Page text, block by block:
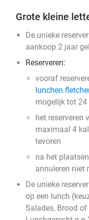
Grote kleine
De unieke
aankoop 2 jaar
Reserveren:
vooraf
mogelijk tot
het reserveren
maximaal 4
tevoren
na het
annuleren niet
De unieke
op een lunch
Salades, Brood of